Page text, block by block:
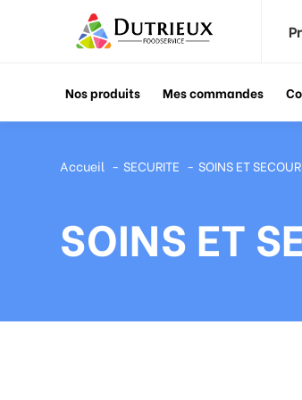
Nos produits Mes commandes
Accueil SECURITE SOINS ET
SOINS ET